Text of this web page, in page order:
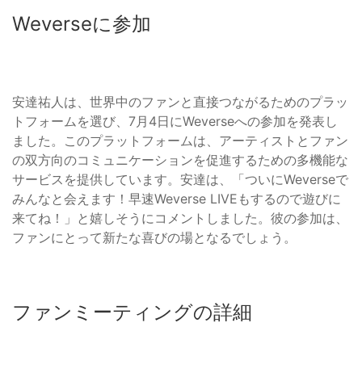
Weverseに参加
安達祐人は、世界中のファンと直接つながるためのプラッ
トフォームを選び、7月4日にWeverseへの参加を発表し
ました。このプラットフォームは、アーティストとファン
の双方向のコミュニケーションを促進するための多機能な
サービスを提供しています。安達は、「ついにWeverseで
みんなと会えます！早速Weverse LIVEもするので遊びに
来てね！」と嬉しそうにコメントしました。彼の参加は、
ファンにとって新たな喜びの場となるでしょう。
ファンミーティングの詳細